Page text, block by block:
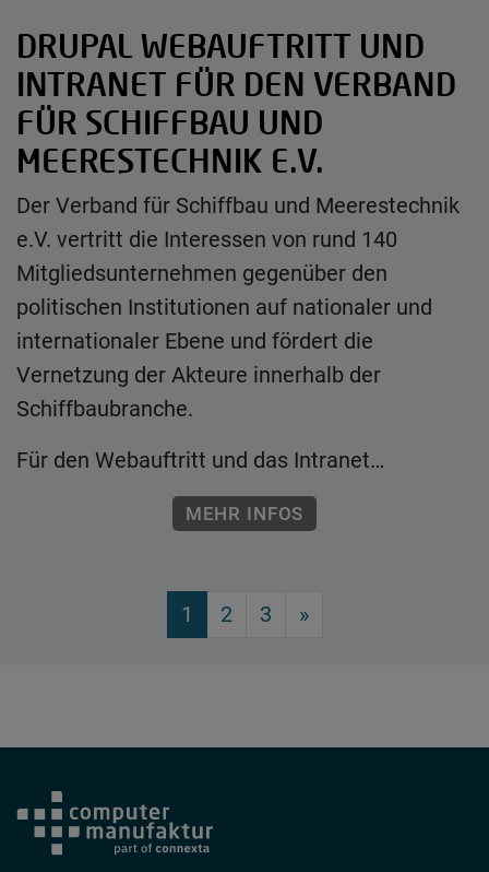
DRUPAL WEBAUFTRITT UND
INTRANET FÜR DEN VERBAND
FÜR SCHIFFBAU UND
MEERESTECHNIK E.V.
Der Verband für Schiffbau und Meerestechnik
e.V. vertritt die Interessen von rund 140
Mitgliedsunternehmen gegenüber den
politischen Institutionen auf nationaler und
internationaler Ebene und fördert die
Vernetzung der Akteure innerhalb der
Schiffbaubranche.
Für den Webauftritt und das Intranet…
MEHR INFOS
1 2 3 »